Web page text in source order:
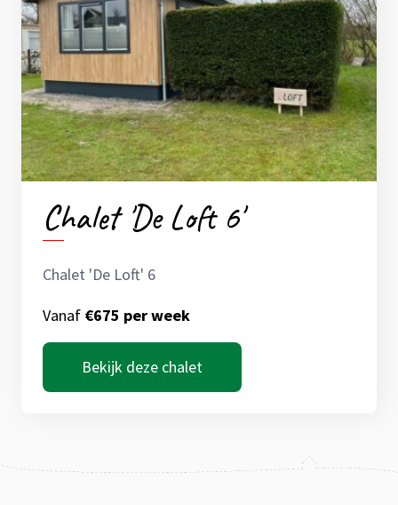
Chalet 'De Loft 6'
Chalet 'De Loft' 6
Vanaf €675 per week
Bekijk deze chalet